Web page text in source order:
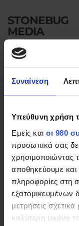
Συναίνεση
Υπεύθυνη χρήση
Εμείς και οι 980
προσωπικά σας
χρησιμοποιώντας
αποθηκεύουμε
πληροφορίες στη
εξατομικευμένων
μετρήσεις σχετικά
καλύτερη εικόνα
STONEBUG
MEDIA
Solutions that
communicate
Εδώ
έργα που
Ιστοσελίδες